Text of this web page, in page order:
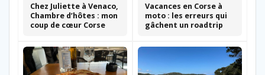
Chez Juliette à Venaco,
Chambre d’hôtes : mon
coup de cœur Corse
Vacances en Corse à
moto : les erreurs qui
gâchent un roadtrip